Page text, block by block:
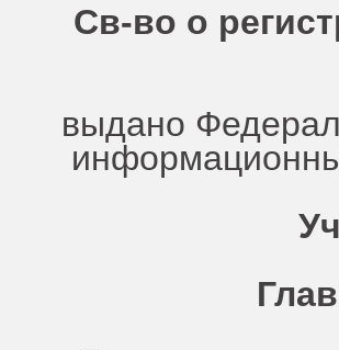
Св-во о
выдано